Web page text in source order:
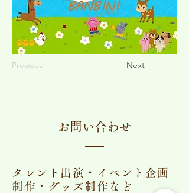
Previous Next
​お問い合わせ
タレント出演・イベント企画
制作・グッズ制作など